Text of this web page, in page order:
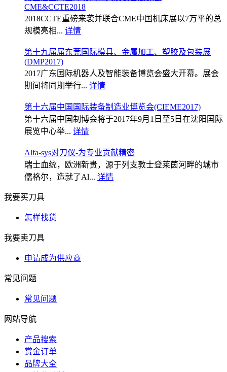
CME&CCTE2018
2018CCTE重磅来袭并联合CME中国机床展以7万平的总
规模亮相... 详情
第十九届届东莞国际模具、金属加工、塑胶及包装展
(DMP2017)
2017广东国际机器人及智能装备博览会盛大开幕。展会
期间将同期举行... 详情
第十六届中国国际装备制造业博览会(CIEME2017)
第十六届中国制博会将于2017年9月1日至5日在沈阳国际
展览中心举... 详情
Alfa-sys对刀仪-为专业贡献精密
瑞士血统，欧洲新贵，源于列支敦士登莱茵河畔的城市
儒格尔，造就了Al... 详情
我要买刀具
怎样找货
我要卖刀具
申请成为供应商
常见问题
常见问题
网站导航
产品搜索
赏金订单
品牌大全